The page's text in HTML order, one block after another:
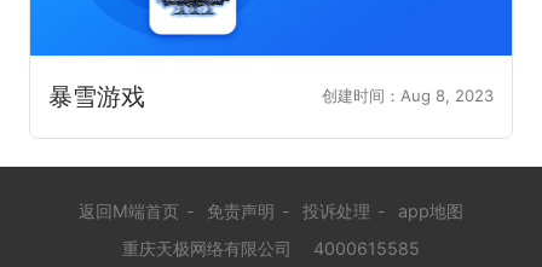
暴雪游戏 创建时间：Aug 8, 2023
返回M端首页 - 免责声明 - 投诉处理 -
app地图
重庆天极网络有限公司
4000615585